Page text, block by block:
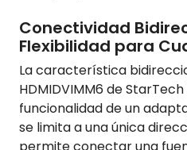
Conectividad
Flexibilidad para
La característica
HDMIDVIMM6 de
funcionalidad de un
se limita a una única
permite conectar una